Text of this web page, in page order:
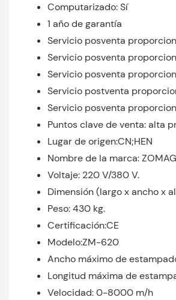
Computarizado: Sí
1 año de garantía
Servicio posventa
Servicio posventa
Servicio posventa
Servicio postventa
Servicio posventa
Puntos clave de venta: alta
Lugar de origen:CN;HEN
Nombre de la marca:
Voltaje: 220 V/380 V.
Dimensión (largo x ancho x
Peso: 430 kg.
Certificación:CE
Modelo:ZM-620
Ancho máximo de
Longitud máxima de
Velocidad: 0-8000 m/h